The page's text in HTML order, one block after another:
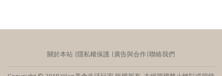
關於本站 ∣隱私權保護 ∣廣告與合作∣聯絡我們